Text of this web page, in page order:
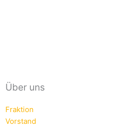
Über uns
Fraktion
Vorstand